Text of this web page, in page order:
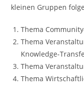
kleinen Gruppen
Thema
Thema
Knowledge-
Thema
Thema